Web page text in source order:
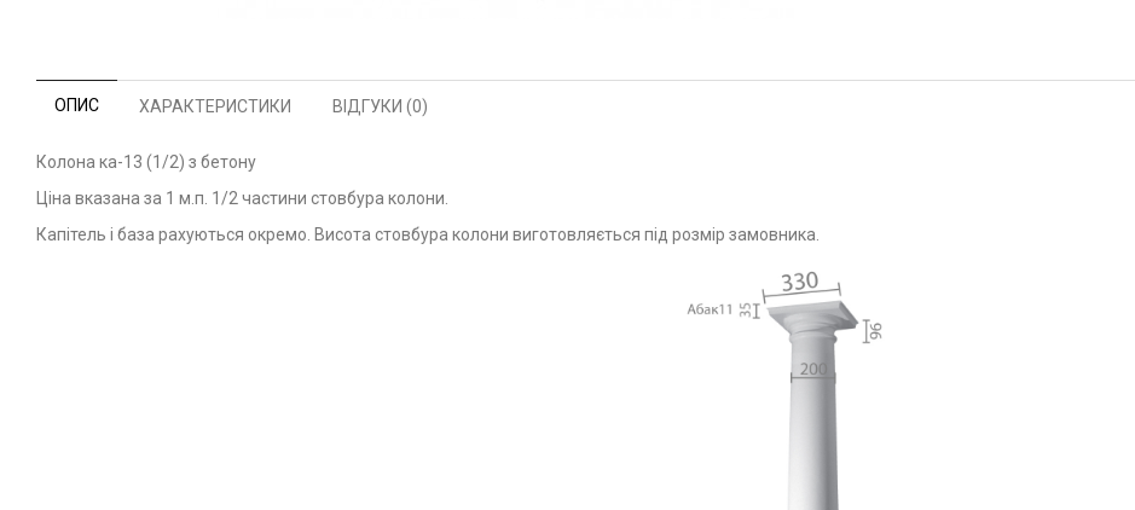
ОПИС ХАРАКТЕРИСТИКИ ВІДГУКИ (0)
Колона ка-13 (1/2) з бетону
Ціна вказана за 1 м.п. 1/2 частини стовбура колони.
Капітель і база рахуються окремо. Висота стовбура колони виготовляється під розмір замовника.